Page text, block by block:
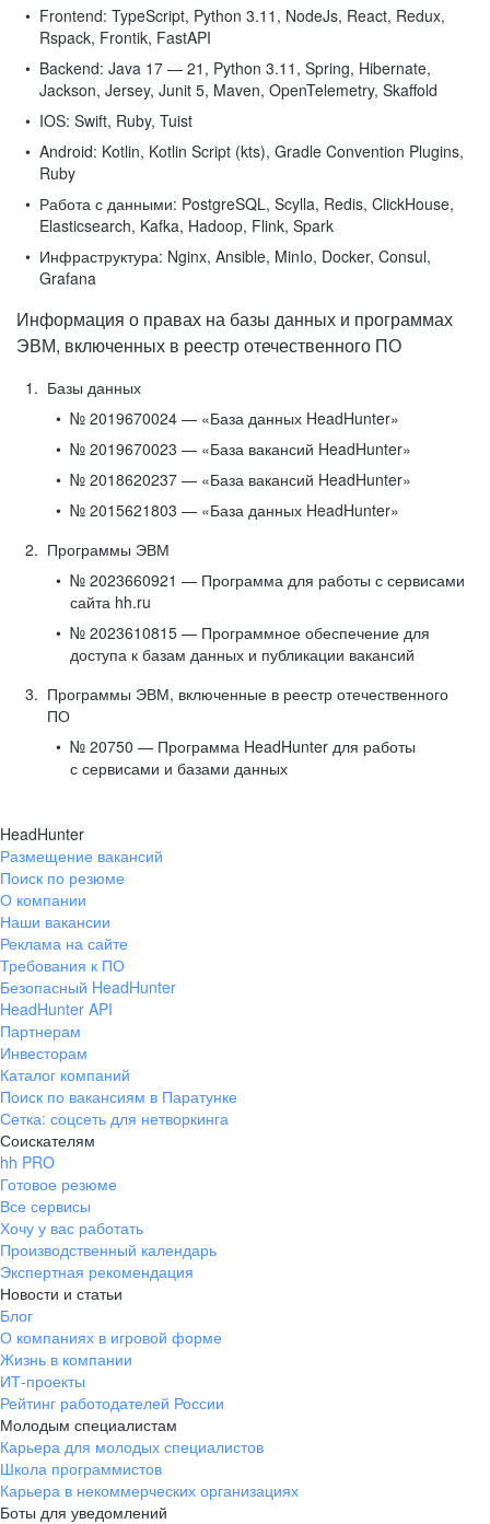
Frontend: TypeScript, Python 3.11, NodeJs, React, Redux,
Rspack, Frontik, FastAPI
Backend: Java 17 — 21, Python 3.11, Spring, Hibernate,
Jackson, Jersey, Junit 5, Maven, OpenTelemetry, Skaffold
IOS: Swift, Ruby, Tuist
Android: Kotlin, Kotlin Script (kts), Gradle Convention Plugins,
Ruby
Работа с данными: PostgreSQL, Scylla, Redis, ClickHouse,
Elasticsearch, Kafka, Hadoop, Flink, Spark
Инфраструктура: Nginx, Ansible, MinIo, Docker, Consul,
Grafana
Информация о правах на базы данных и программах
ЭВМ, включенных в реестр отечественного ПО
Базы данных
№ 2019670024 — «База данных HeadHunter»
№ 2019670023 — «База вакансий HeadHunter»
№ 2018620237 — «База вакансий HeadHunter»
№ 2015621803 — «База данных HeadHunter»
Программы ЭВМ
№ 2023660921 — Программа для работы с сервисами
сайта hh.ru
№ 2023610815 — Программное обеспечение для
доступа к базам данных и публикации вакансий
Программы ЭВМ, включенные в реестр отечественного
ПО
№ 20750 — Программа HeadHunter для работы
с сервисами и базами данных
HeadHunter
Размещение вакансий
Поиск по резюме
О компании
Наши вакансии
Реклама на сайте
Требования к ПО
Безопасный HeadHunter
HeadHunter API
Партнерам
Инвесторам
Каталог компаний
Поиск по вакансиям в Паратунке
Сетка: соцсеть для нетворкинга
Соискателям
hh PRO
Готовое резюме
Все сервисы
Хочу у вас работать
Производственный календарь
Экспертная рекомендация
Новости и статьи
Блог
О компаниях в игровой форме
Жизнь в компании
ИТ-проекты
Рейтинг работодателей России
Молодым специалистам
Карьера для молодых специалистов
Школа программистов
Карьера в некоммерческих организациях
Боты для уведомлений